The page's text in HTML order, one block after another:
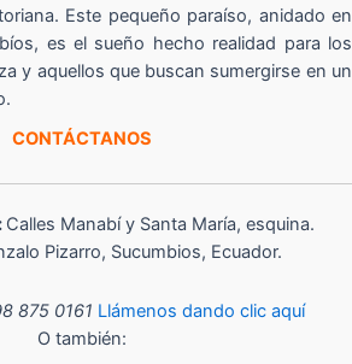
Este pequeño paraíso, anidado en
es el sueño hecho realidad para los
y aquellos que buscan sumergirse en un
CONTÁCTANOS
Calles Manabí y Santa María, esquina.
Pizarro, Sucumbios, Ecuador.
875 0161 Llámenos dando clic aquí
O también: